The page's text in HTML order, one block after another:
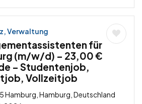
Verwaltung
für
(m/w/d) – 23,00 €
– Studentenjob,
Vollzeitjob
Hamburg, Hamburg, Deutschland